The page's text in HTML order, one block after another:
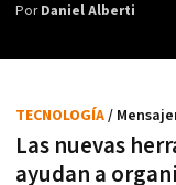
PorDaniel Alberti
Las nuevas
ayudan a
TECNOLOGÍA/